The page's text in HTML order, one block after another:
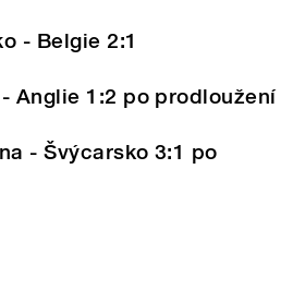
- Belgie 2:1
Anglie 1:2 po prodloužení
- Švýcarsko 3:1 po